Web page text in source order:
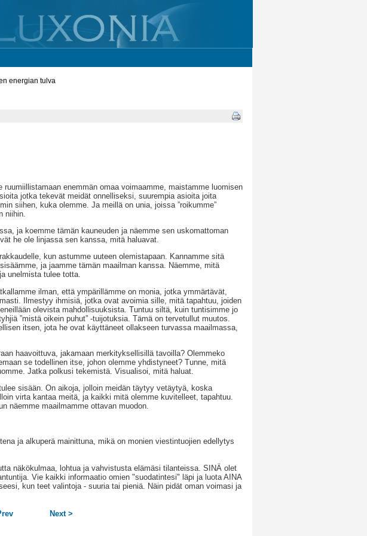
energian tulva
enemmän omaa voimaamme, maistamme luomisen
jotka tekevät meidät onnelliseksi, suurempia asioita joita
siihen, kuka olemme. Ja meillä on unia, joissa ”roikumme”
niihin.
ja koemme tämän kauneuden ja näemme sen uskomattoman
he ole linjassa sen kanssa, mitä haluavat.
kun astumme uuteen olemistapaan. Kannamme sitä
ja jaamme tämän maailman kanssa. Näemme, mitä
unelmista tulee totta.
ilman, että ympärillämme on monia, jotka ymmärtävät,
Ilmestyy ihmisiä, jotka ovat avoimia sille, mitä tapahtuu, joiden
olevista mahdollisuuksista. Tuntuu siltä, kuin tuntisimme jo
”mistä oikein puhut” -tuijotuksia. Tämä on tervetullut muutos.
itsen, jota he ovat käyttäneet ollakseen turvassa maailmassa,
haavoittuva, jakamaan merkityksellisillä tavoilla? Olemmeko
se todellinen itse, johon olemme yhdistyneet? Tunne, mitä
Jatka polkusi tekemistä. Visualisoi, mitä haluat.
sisään. On aikoja, jolloin meidän täytyy vetäytyä, koska
virta kantaa meitä, ja kaikki mitä olemme kuvitelleet, tapahtuu.
näemme maailmamme ottavan muodon.
ja alkuperä mainittuna, mikä on monien viestintuojien edellytys
näkökulmaa, lohtua ja vahvistusta elämäsi tilanteissa. SINÄ olet
Vie kaikki informaatio omien "suodatintesi" läpi ja luota AINA
kun teet valintoja - suuria tai pieniä. Näin pidät oman voimasi ja
Next >